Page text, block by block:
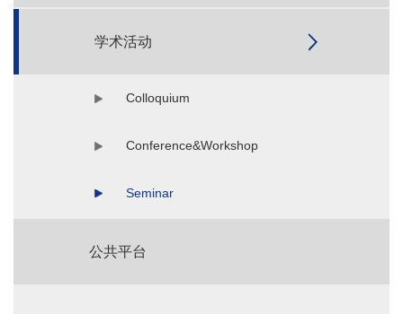
学术活动
Colloquium
Conference&Workshop
Seminar
公共平台